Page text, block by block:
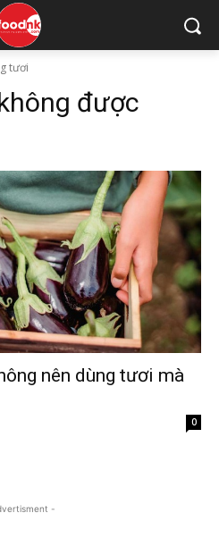
tươi
được
nên dùng tươi mà
0
-